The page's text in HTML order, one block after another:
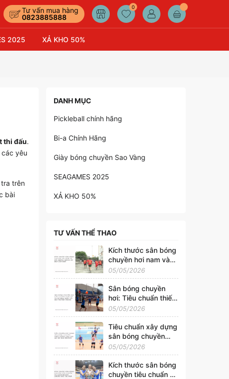
Tư vấn mua hàng
0823885888
0
2025 XẢ KHO 50%
thi đấu.
yêu
trên
bài
DANH MỤC
Pickleball chính hãng
Bi-a Chính Hãng
Giày bóng chuyền Sao Vàng
SEAGAMES 2025
XẢ KHO 50%
TƯ VẤN THỂ THAO
Kích thước sân bóng
chuyền hơi nam và
nữ: Những thông số
bạn cần biết
05/05/2026
Sân bóng chuyền
hơi: Tiêu chuẩn thiết
kế và sự khác biệt
với sân truyền thống
05/05/2026
Tiêu chuẩn xây dựng
sân bóng chuyền
chất lượng cho câu
lạc bộ địa phương
05/05/2026
Kích thước sân bóng
chuyền tiêu chuẩn và